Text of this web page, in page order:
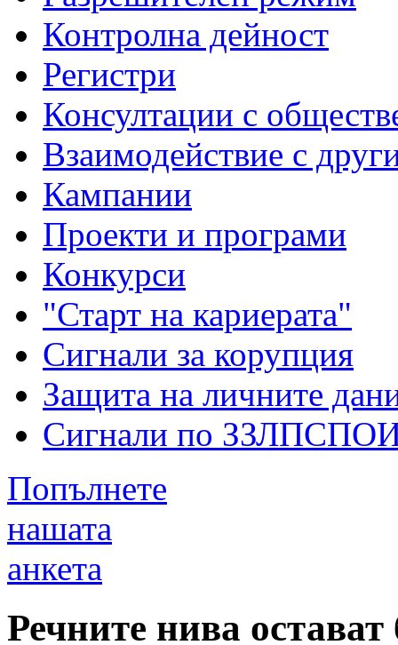
Контролна дейност
Регистри
Консултации с
Взаимодействие с
Кампании
Проекти и програми
Конкурси
"Старт на кариерата"
Сигнали за корупция
Защита на личните
Сигнали по
Попълнете
нашата
анкета
Речните нива